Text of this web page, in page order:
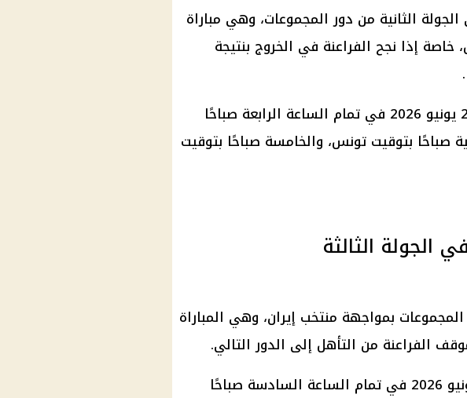
الثانية من دور المجموعات، وهي مباراة
إذا نجح الفراعنة في الخروج بنتيجة
وتقام مباراة مصر ونيوزيلندا يوم 22 يونيو 2026 في تمام الساعة الرابعة صباحًا
صباحًا بتوقيت تونس، والخامسة صباحًا بتوقيت
الجولة الثالثة
بمواجهة منتخب إيران، وهي المباراة
الفراعنة من التأهل إلى الدور التالي.
وتقام مباراة مصر وإيران يوم 27 يونيو 2026 في تمام الساعة السادسة صباحًا